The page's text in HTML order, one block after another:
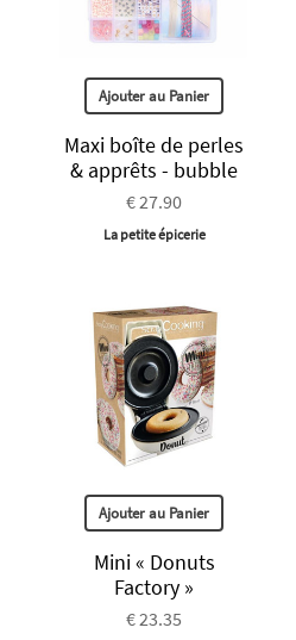
Ajouter au Panier
Maxi boîte de perles
& apprêts - bubble
€ 27.90
La petite épicerie
Ajouter au Panier
Mini « Donuts
Factory »
€ 23.35